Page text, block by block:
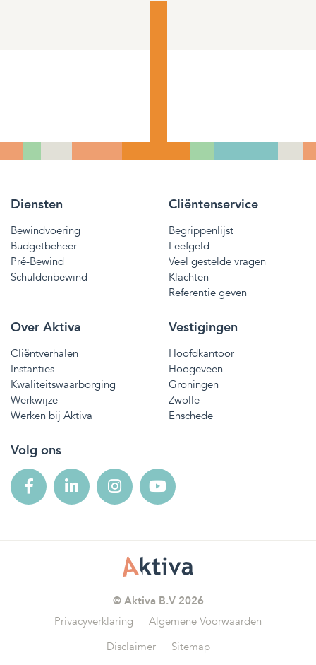
Diensten
Bewindvoering
Budgetbeheer
Pré-Bewind
Schuldenbewind
Cliëntenservice
Begrippenlijst
Leefgeld
Veel gestelde vragen
Klachten
Referentie geven
Over Aktiva
Cliëntverhalen
Instanties
Kwaliteitswaarborging
Werkwijze
Werken bij Aktiva
Vestigingen
Hoofdkantoor
Hoogeveen
Groningen
Zwolle
Enschede
Volg ons
© Aktiva B.V 2026
Privacyverklaring
Algemene Voorwaarden
Disclaimer
Sitemap